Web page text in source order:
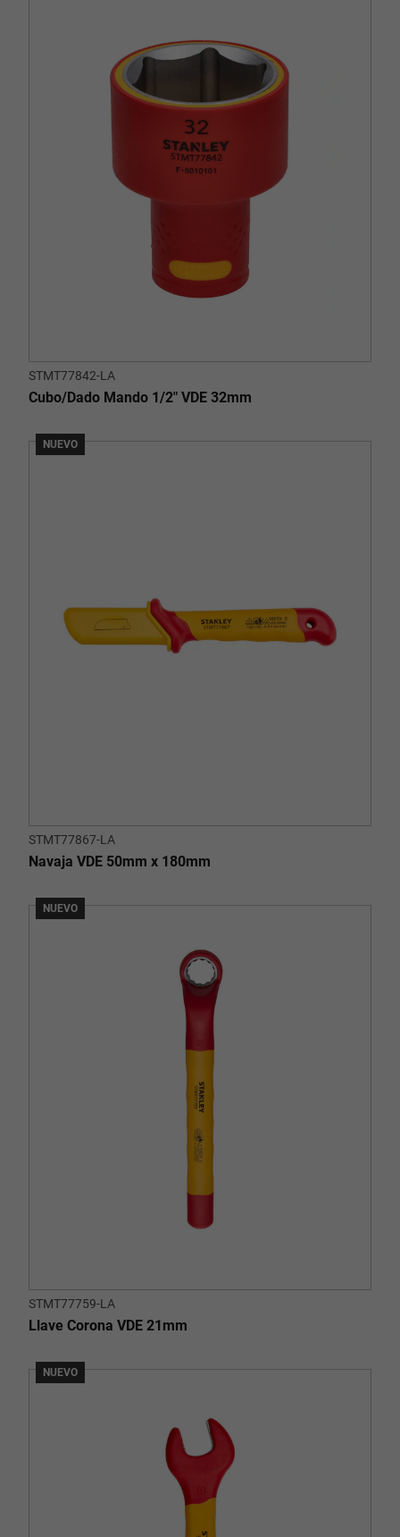
STMT77842-LA
Cubo/Dado Mando 1/2" VDE 32mm
NUEVO
STMT77867-LA
Navaja VDE 50mm x 180mm
NUEVO
STMT77759-LA
Llave Corona VDE 21mm
NUEVO